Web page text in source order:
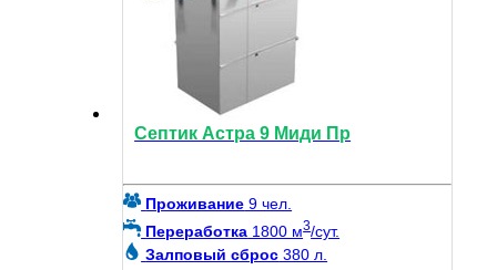
Септик Астра 9 Миди Пр
Проживание 9 чел.
Переработка 1800 м3/сут.
Залповый сброс 380 л.